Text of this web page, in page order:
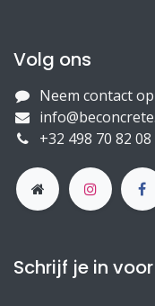
Volg ons
Neem contact
+32 498 70 82 08
Schrijf je in